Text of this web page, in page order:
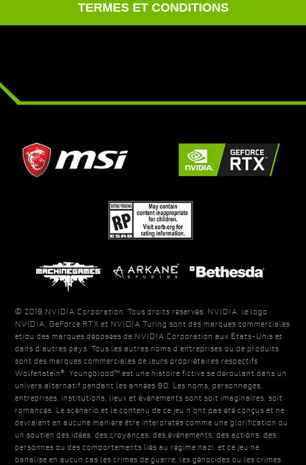
TERMES ET CONDITIONS
© 2019 NVIDIA Corporation. Tous droits réservés. NVIDIA, le logo
NVIDIA, GeForce RTX et NVIDIA Turing sont des marques commerciales
et/ou des marques déposées de NVIDIA Corporation aux États-Unis et
dans d'autres pays. Tous les autres noms d’entreprises ou de produits
sont des marques commerciales de leurs propriétaires respectifs.
Wolfenstein®: Youngblood™ est une histoire fictive se déroulant dans un
univers alternatif pendant les années 80. Les noms, personnages,
entreprises, institutions, lieux et événements sont soit imaginaires, soit
romancés. Le scénario et le contenu de ce jeu n’ont pas été conçus et ne
devraient en aucune manière être interprétés comme une glorification ou
un soutien des idées, des croyances, des événements, des actions, des
personnes ou des comportements liés au régime nazi, et ce jeu ne
banalise en aucun cas les crimes de guerre, les génocides ou les crimes